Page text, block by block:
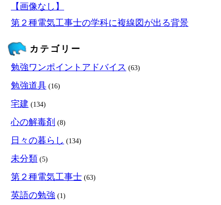
【画像なし】
第２種電気工事士の学科に複線図が出る背景
カテゴリー
勉強ワンポイントアドバイス (63)
勉強道具 (16)
宅建 (134)
心の解毒剤 (8)
日々の暮らし (134)
未分類 (5)
第２種電気工事士 (63)
英語の勉強 (1)